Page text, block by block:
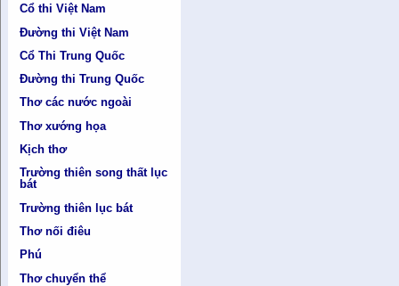
Cổ thi Việt Nam
Đường thi Việt Nam
Cổ Thi Trung Quốc
Đường thi Trung Quốc
Thơ các nước ngoài
Thơ xướng họa
Kịch thơ
Trường thiên song thất lục
bát
Trường thiên lục bát
Thơ nối điêu
Phú
Thơ chuyển thể